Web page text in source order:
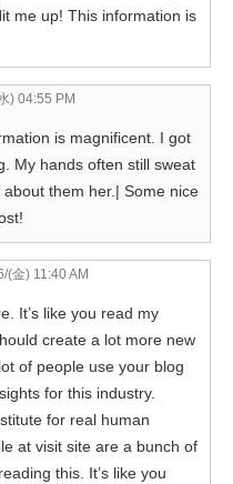
me up! This information is
) 04:55 PM
is magnificent. I got
My hands often still sweat
them her.| Some nice
(金) 11:40 AM
It’s like you read my
create a lot more new
of people use your blog
for this industry.
for real human
at visit site are a bunch of
this. It’s like you